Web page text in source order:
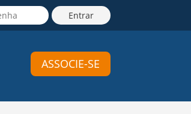
ASSOCIE-SE